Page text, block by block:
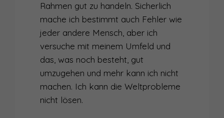
Rahmen gut zu handeln. Sicherlich
mache ich bestimmt auch Fehler wie
jeder andere Mensch, aber ich
versuche mit meinem Umfeld und
das, was noch besteht, gut
umzugehen und mehr kann ich nicht
machen. Ich kann die Weltprobleme
nicht lösen.